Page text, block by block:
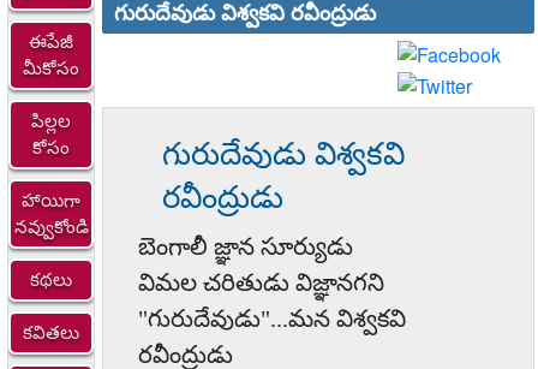
ఈపేజీ
మీకోసం
పిల్లల
కోసం
హాయిగా
నవ్వుకోండి
కథలు
కవితలు
గురుదేవుడు విశ్వకవి రవీంద్రుడు
గురుదేవుడు విశ్వకవి
రవీంద్రుడు
బెంగాలీ జ్ఞాన సూర్యుడు
విమల చరితుడు విజ్ఞానగని
"గురుదేవుడు"...మన విశ్వకవి
రవీంద్రుడు